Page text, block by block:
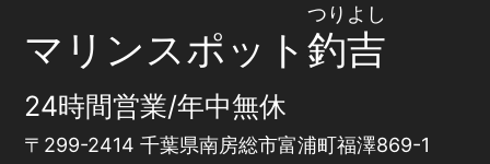
マリンスポット釣吉
つりよし
24時間営業/年中無休
〒299-2414 千葉県南房総市富浦町福澤869-1